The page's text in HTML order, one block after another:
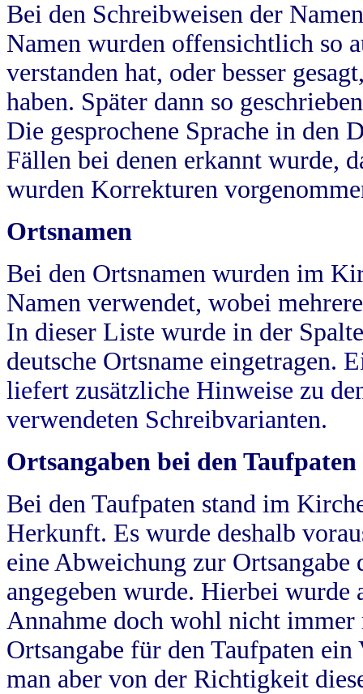
Bei den Schreibweisen der
Namen wurden offensichtlich so
verstanden hat, oder besser
haben. Später dann so
Die gesprochene Sprache in
Fällen bei denen erkannt wurde,
wurden Korrekturen
Ortsnamen
Bei den Ortsnamen wurden im
Namen verwendet, wobei
In dieser Liste wurde in der
deutsche Ortsname eingetragen.
liefert zusätzliche Hinweise zu
verwendeten Schreibvarianten.
Ortsangaben bei den Taufpaten
Bei den Taufpaten stand im
Herkunft. Es wurde deshalb
eine Abweichung zur
angegeben wurde. Hierbei wurde
Annahme doch wohl nicht
Ortsangabe für den Taufpaten
man aber von der Richtigkeit